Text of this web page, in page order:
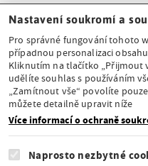
Stálá
záštitou
komise
Nastavení soukromí a
Pro správné fungování tohoto
případnou personalizaci
Kliknutím na tlačítko „Přijmout
udělíte souhlas s používáním
„Zamítnout vše“ povolíte
můžete detailně upravit níže
Více informací o ochraně
Naprosto nezbytné